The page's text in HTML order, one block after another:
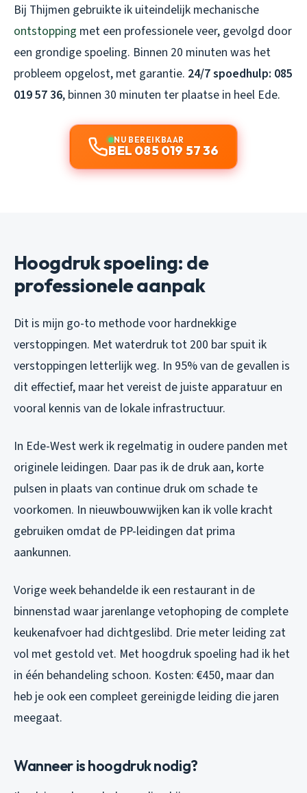
Bij Thijmen gebruikte ik uiteindelijk mechanische
ontstopping met een professionele veer, gevolgd door
een grondige spoeling. Binnen 20 minuten was het
probleem opgelost, met garantie. 24/7 spoedhulp: 085
019 57 36, binnen 30 minuten ter plaatse in heel Ede.
NU BEREIKBAAR
BEL 085 019 57 36
Hoogdruk spoeling: de
professionele aanpak
Dit is mijn go-to methode voor hardnekkige
verstoppingen. Met waterdruk tot 200 bar spuit ik
verstoppingen letterlijk weg. In 95% van de gevallen is
dit effectief, maar het vereist de juiste apparatuur en
vooral kennis van de lokale infrastructuur.
In Ede-West werk ik regelmatig in oudere panden met
originele leidingen. Daar pas ik de druk aan, korte
pulsen in plaats van continue druk om schade te
voorkomen. In nieuwbouwwijken kan ik volle kracht
gebruiken omdat de PP-leidingen dat prima
aankunnen.
Vorige week behandelde ik een restaurant in de
binnenstad waar jarenlange vetophoping de complete
keukenafvoer had dichtgeslibd. Drie meter leiding zat
vol met gestold vet. Met hoogdruk spoeling had ik het
in één behandeling schoon. Kosten: €450, maar dan
heb je ook een compleet gereinigde leiding die jaren
meegaat.
Wanneer is hoogdruk nodig?